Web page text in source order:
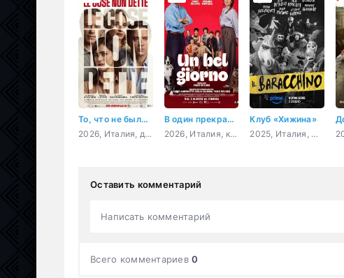
То, что не было сказано
2026, Италия, драма
В один прекрасный день
2026, Италия, комедия
Клуб «Хижина»
2025, Италия, мультфильм, комедия
Оставить комментарий
Написать комментарий
Всего комментариев0